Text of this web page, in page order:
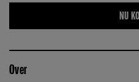
NU
Over